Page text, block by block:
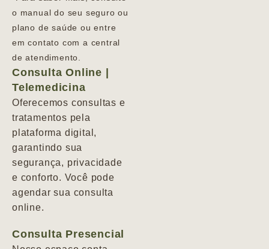
o manual do seu seguro ou
plano de saúde ou entre
em contato com a central
de atendimento.
Consulta Online |
Telemedicina
Oferecemos consultas e
tratamentos pela
plataforma digital,
garantindo sua
segurança, privacidade
e conforto. Você pode
agendar sua consulta
online.
Consulta Presencial